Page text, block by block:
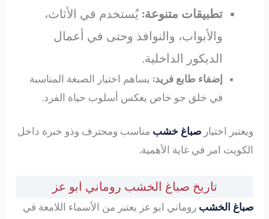
تطبيقات متنوعة: يُستخدم في الأثاث،
والأبواب، والنوافذ وحتى في أعمال
الديكور الداخلية.
إضفاء طابع فريد: يساهم اختيار الصبغة المناسبة
في خلق جو خاص يعكس أسلوب حياة الفرد.
ويعتبر اختيارصباغ خشب مناسب ومحترف وذو خبرة داخل
الكويت امر في غاية الأهمية.
تاريخ صباغ الخشب روماني ابو عز
صباغ الخشب روماني ابو عز يعتبر من الأسماء اللامعة في